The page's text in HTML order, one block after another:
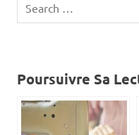
for:
Poursuivre Sa